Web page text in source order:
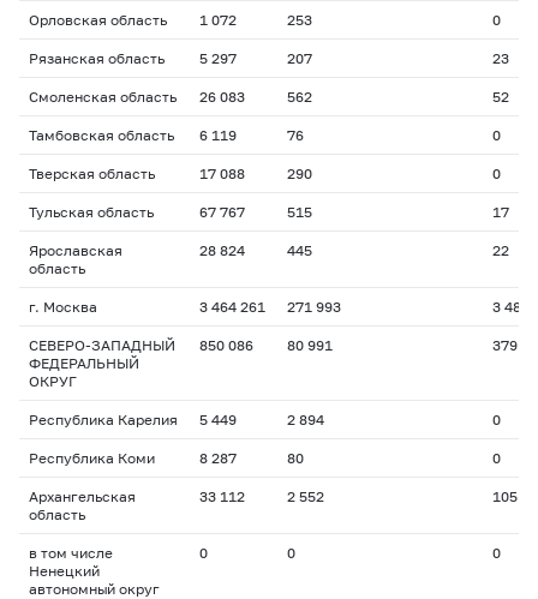
Орловская область 1 072 253 0
Рязанская область 5 297 207 23
Смоленская область 26 083 562 52
Тамбовская область 6 119 76 0
Тверская область 17 088 290 0
Тульская область 67 767 515 17
Ярославская
область
28 824 445 22
г. Москва 3 464 261 271 993 3 480
СЕВЕРО-ЗАПАДНЫЙ
ФЕДЕРАЛЬНЫЙ
ОКРУГ
850 086 80 991 379
Республика Карелия 5 449 2 894 0
Республика Коми 8 287 80 0
Архангельская
область
33 112 2 552 105
в том числе
Ненецкий
автономный округ
0 0 0